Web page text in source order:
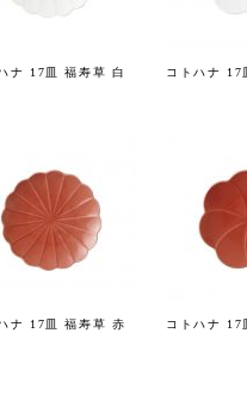
ナ 17皿 福寿草 白 コトハナ 17
ナ 17皿 福寿草 赤 コトハナ 17